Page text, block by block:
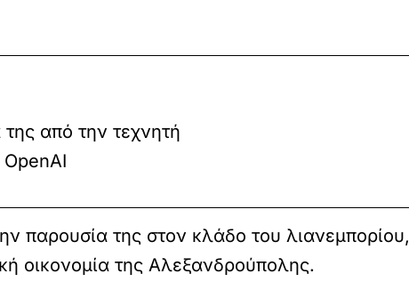
από την τεχνητή
παρουσία της στον κλάδο του λιανεμπορίου,
οικονομία της Αλεξανδρούπολης.